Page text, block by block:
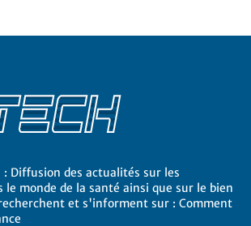
: Diffusion des actualités sur les
le monde de la santé ainsi que sur le bien
et s'informent sur : Comment